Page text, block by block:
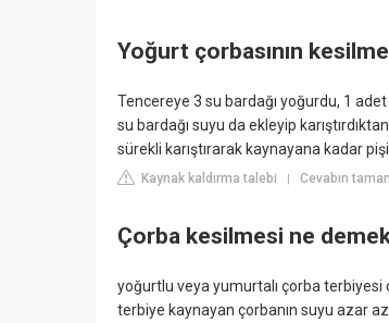
Yoğurt çorbasının
Tencereye 3 su bardağı yoğurdu, 1 adet
su bardağı suyu da ekleyip
sürekli karıştırarak kaynayana kadar
Kaynak kaldırma talebi | Cevabın
Çorba kesilmesi ne
yoğurtlu veya yumurtalı çorba terbiyesi
terbiye kaynayan çorbanın suyu azar